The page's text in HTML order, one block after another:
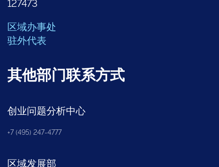
127473
区域办事处
驻外代表
其他部门联系方式
创业问题分析中心
+7 (495) 247-4777
区域发展部